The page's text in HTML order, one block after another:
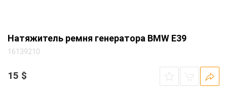
Натяжитель ремня генератора BMW E39
16139210
15 $